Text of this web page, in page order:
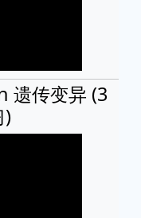
遗传变异 (3